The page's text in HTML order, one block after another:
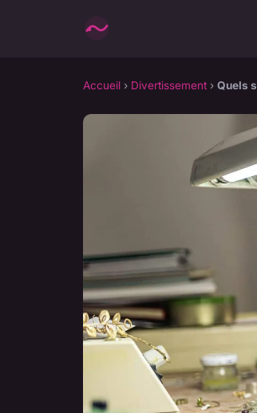
Accueil › Divertissement › Quels